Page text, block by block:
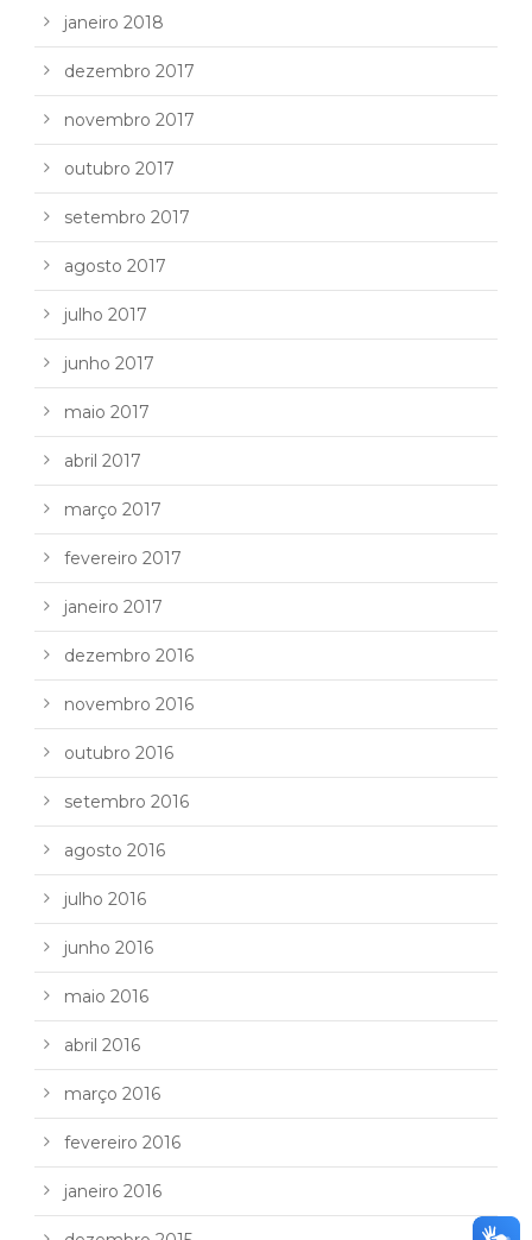
janeiro 2018
dezembro 2017
novembro 2017
outubro 2017
setembro 2017
agosto 2017
julho 2017
junho 2017
maio 2017
abril 2017
março 2017
fevereiro 2017
janeiro 2017
dezembro 2016
novembro 2016
outubro 2016
setembro 2016
agosto 2016
julho 2016
junho 2016
maio 2016
abril 2016
março 2016
fevereiro 2016
janeiro 2016